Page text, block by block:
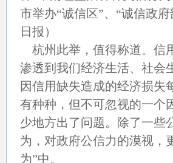
市举办“诚信区”、“诚信政
日报）
杭州此举，值得称道。信
渗透到我们经济生活、社
因信用缺失造成的经济损失
有种种，但不可忽视的一个
少地方出了问题。除了一些
为，对政府公信力的漠视，
为”中。